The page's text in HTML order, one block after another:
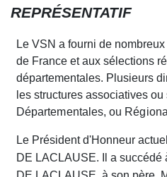
REPRÉSENTATIF
Le VSN a fourni de
de France et aux sélections
départementales. Plusieurs
les structures associatives ou
Départementales, ou
Le Président d'Honneur
DE LACLAUSE. Il a succédé